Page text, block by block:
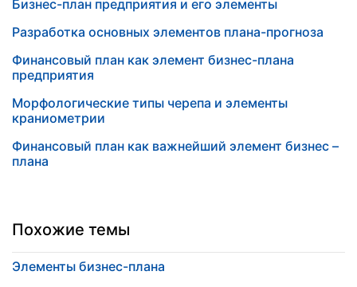
Бизнес-план предприятия и его элементы
Разработка основных элементов плана-прогноза
Финансовый план как элемент бизнес-плана
предприятия
Морфологические типы черепа и элементы
краниометрии
Финансовый план как важнейший элемент бизнес –
плана
Похожие темы
Элементы бизнес-плана